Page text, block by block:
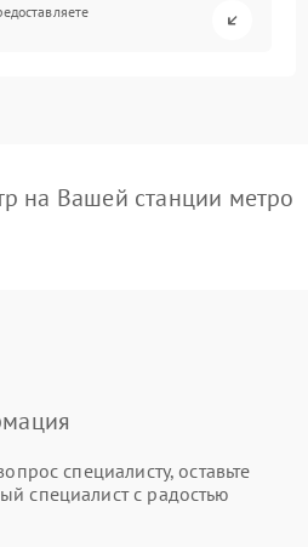
на Вашей станции метро
специалисту, оставьте
специалист с радостью